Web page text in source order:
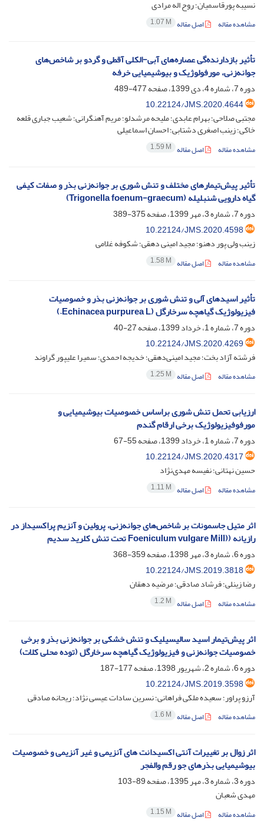
نسیبه پورقاسمیان؛ روح اله مرادی
مشاهده مقاله اصل مقاله 1.07 M
تأثیر بازدارنده‌گی عصاره‌های آبی-الکلی آقطی و گردو بر شاخص‌های
جوانه‌زنی، مورفولوژیک و بیوشیمیایی خرفه
دوره 7، شماره 4، دی 1399، صفحه
477-489
10.22124/JMS.2020.4644
مجتبی صلاحی؛ بهرام عابدی؛ ملیحه مرشدلو؛ مریم آهنگرانی؛ شعیب جباری قلعه
خاکی؛ زینب اصغری دشتابی؛ احسان اسماعیلی
مشاهده مقاله اصل مقاله 1.59 M
تأثیر پیش‌تیمارهای مختلف و تنش شوری بر جوانه‌زنی بذر و صفات کیفی
گیاه دارویی شنبلیله (Trigonella foenum-graecum)
دوره 7، شماره 3، مهر 1399، صفحه
375-389
10.22124/JMS.2020.4598
زینب ولی پور دهنو؛ مجید امینی دهقی؛ شکوفه غلامی
مشاهده مقاله اصل مقاله 1.58 M
تأثیر اسیدهای آلی و تنش شوری بر جوانه‌زنی بذر و خصوصیات
فیزیولوژیک گیاهچه سرخارگل (Echinacea purpurea L.)
دوره 7، شماره 1، خرداد 1399، صفحه
27-40
10.22124/JMS.2020.4269
فرشته آزاد بخت؛ مجید امینی‌دهقی؛ خدیجه احمدی؛ سمیرا علیپور گراوند
مشاهده مقاله اصل مقاله 1.25 M
ارزیابی تحمل تنش شوری براساس خصوصیات بیوشیمیایی و
مورفوفیزیولوژیک برخی ارقام گندم
دوره 7، شماره 1، خرداد 1399، صفحه
55-67
10.22124/JMS.2020.4317
حسین نهتانی؛ نفیسه مهدی‌نژاد
مشاهده مقاله اصل مقاله 1.11 M
اثر متیل جاسمونات بر شاخص‌های جوانه‌زنی، پرولین و آنزیم پراکسیداز در
رازیانه ((Foeniculum vulgare Mill تحت تنش کلرید سدیم
دوره 6، شماره 3، مهر 1398، صفحه
359-368
10.22124/JMS.2019.3818
رضا زینلی؛ فرشاد صادقی؛ مرضیه دهقان
مشاهده مقاله اصل مقاله 1.2 M
اثر پیش‌تیمار اسید سالیسیلیک و تنش خشکی بر جوانه‌زنی بذر و برخی
خصوصیات جوانه‌زنی و فیزیولوژیک گیاهچه سرخارگل (توده محلی کلات)
دوره 6، شماره 2، شهریور 1398، صفحه
177-187
10.22124/JMS.2019.3598
آرزو پراور؛ سعیده ملکی فراهانی؛ نسرین سادات عیسی نژاد؛ ریحانه صادقی
مشاهده مقاله اصل مقاله 1.6 M
اثر زوال بر تغییرات آنتی ‏اکسیدانت ‏های آنزیمی و غیر آنزیمی و خصوصیات
بیوشیمیایی بذرهای جو رقم والفجر
دوره 3، شماره 3، مهر 1395، صفحه
89-103
مهدی شعبان
مشاهده مقاله اصل مقاله 1.15 M